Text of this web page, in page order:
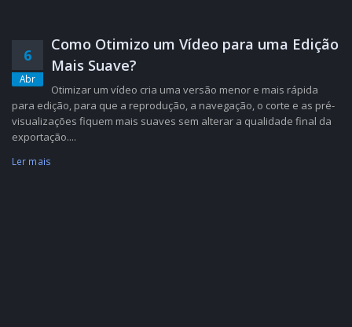
6
Abr
Como Otimizo um Vídeo para uma Edição
Mais Suave?
Otimizar um vídeo cria uma versão menor e mais rápida
para edição, para que a reprodução, a navegação, o corte e as pré-
visualizações fiquem mais suaves sem alterar a qualidade final da
exportação....
Ler mais